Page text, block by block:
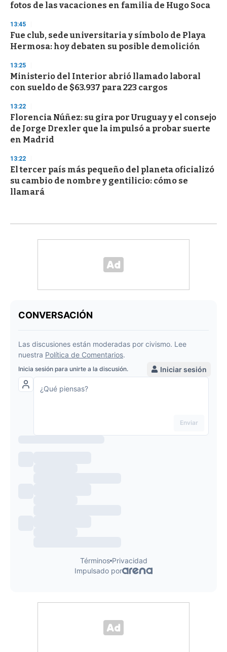
fotos de las vacaciones en familia de Hugo Soca
13:45
Fue club, sede universitaria y símbolo de Playa
Hermosa: hoy debaten su posible demolición
13:25
Ministerio del Interior abrió llamado laboral
con sueldo de $63.937 para 223 cargos
13:22
Florencia Núñez: su gira por Uruguay y el consejo
de Jorge Drexler que la impulsó a probar suerte
en Madrid
13:22
El tercer país más pequeño del planeta oficializó
su cambio de nombre y gentilicio: cómo se
llamará